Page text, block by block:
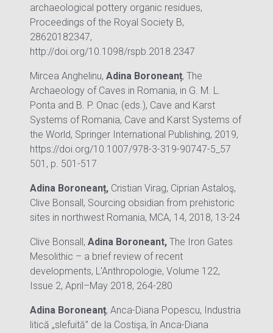
archaeological pottery organic residues,
Proceedings of the Royal Society B,
28620182347,
http://doi.org/10.1098/rspb.2018.2347
Mircea Anghelinu,Adina Boroneanț, The
Archaeology of Caves in Romania, in G. M. L.
Ponta and B. P. Onac (eds.), Cave and Karst
Systems of Romania, Cave and Karst Systems of
the World, Springer International Publishing, 2019,
https://doi.org/10.1007/978-3-319-90747-5_57
501, p. 501-517
Adina Boroneanț, Cristian Virag, Ciprian Astaloş,
Clive Bonsall, Sourcing obsidian from prehistoric
sites in northwest Romania, MCA, 14, 2018, 13-24
Clive Bonsall,Adina Boroneant, The Iron Gates
Mesolithic – a brief review of recent
developments, L'Anthropologie, Volume 122,
Issue 2, April–May 2018, 264-280
Adina Boroneanț, Anca-Diana Popescu, Industria
litică „slefuită” de la Costişa, în Anca-Diana